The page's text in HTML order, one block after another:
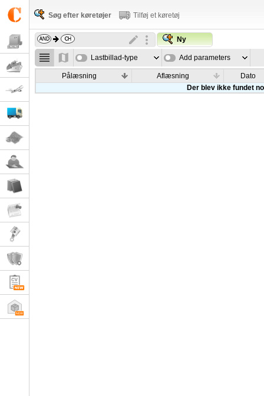
Søg efter køretøjer Tilføj et køretøj
Ny
Lastbillad-type Add parameters
Pålæsning Aflæsning
Dato
Der blev ikke fundet